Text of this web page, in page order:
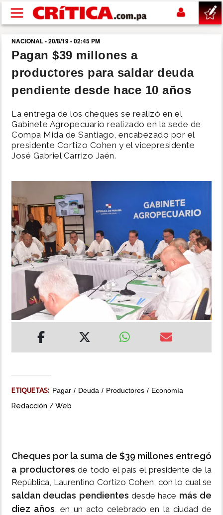
Pasar al contenido principal
buscar
SUCESOS
POLÍTICA
SHOW
MUNDO
INSÓLITAS
MULTIMEDIA
IMPRESO
NACIONAL - 20/8/19 - 02:45 PM
Pagan $39 millones a
productores para saldar deuda
pendiente desde hace 10 años
La entrega de los cheques se realizó en el
Gabinete Agropecuario realizado en la sede de
Compa Mida de Santiago, encabezado por el
presidente Cortizo Cohen y el vicepresidente
José Gabriel Carrizo Jaén.
ETIQUETAS: Pagar Deuda Productores Economía
Redacción / Web
Cheques por la suma de $39 millones entregó
a productores de todo el país el presidente de la
República, Laurentino Cortizo Cohen, con lo cual se
saldan deudas pendientes desde hace más de
diez años, en un acto celebrado en la ciudad de